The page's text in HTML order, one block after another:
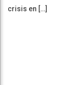
crisis en […]